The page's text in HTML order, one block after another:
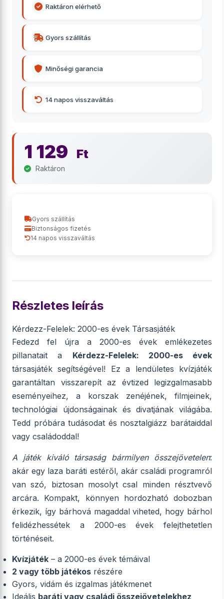
Raktáron elérhető
Gyors szállítás
Minőségi garancia
14 napos visszaváltás
1 129 Ft
Raktáron
Gyors szállítás
Biztonságos fizetés
14 napos visszaváltás
Részletes leírás
Kérdezz-Felelek: 2000-es évek Társasjáték
Fedezd fel újra a 2000-es évek emlékezetes
pillanatait a Kérdezz-Felelek: 2000-es évek
társasjáték segítségével! Ez a lendületes kvízjáték
garantáltan visszarepít az évtized legizgalmasabb
eseményeihez, a korszak zenéjének, filmjeinek,
technológiai újdonságainak és divatjának világába.
Tedd próbára tudásodat és nosztalgiázz barátaiddal
vagy családoddal!
A játék kiváló társaság bármilyen összejövetelen:
akár egy laza baráti estéről, akár családi programról
van szó, biztosan mosolyt csal minden résztvevő
arcára. Kompakt, könnyen hordozható dobozban
érkezik, így bárhová magaddal viheted, hogy bárhol
felidézhessétek a 2000-es évek felejthetetlen
történéseit.
Kvízjáték – a 2000-es évek témáival
2 vagy több játékos részére
Gyors, vidám és izgalmas játékmenet
Ideális baráti vagy családi összejövetelekhez